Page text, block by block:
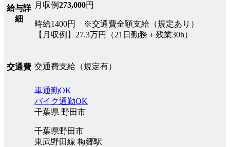
給与詳
細
月収例273,000円
時給1400円 ※交通費全額支給（規定あり）
【月収例】27.3万円（21日勤務＋残業30h）
交通費 交通費支給（規定有）
車通勤OK
バイク通勤OK
千葉県 野田市
千葉県野田市
東武野田線 梅郷駅